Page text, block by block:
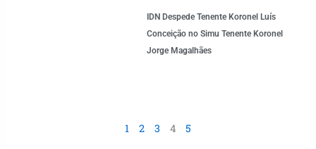
IDN Despede Tenente Koronel Luís
Conceição no Simu Tenente Koronel
Jorge Magalhães
1 2 3 4 5